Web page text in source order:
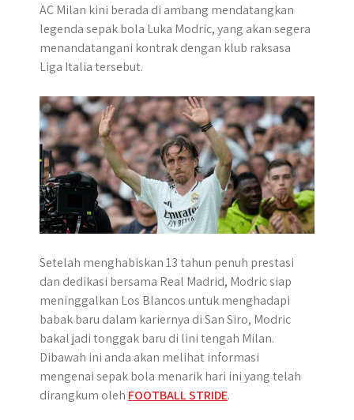
a
t
s
A
p
c
e
b
o
k
s
s
e
n
e
r
l
e
g
r
m
y
p
e
n
e
AC Milan kini berada di ambang mendatangkan
legenda sepak bola Luka Modric, yang akan segera
menandatangani kontrak dengan klub raksasa
Liga Italia tersebut.
Setelah menghabiskan 13 tahun penuh prestasi
dan dedikasi bersama Real Madrid, Modric siap
meninggalkan Los Blancos untuk menghadapi
babak baru dalam kariernya di San Siro, Modric
bakal jadi tonggak baru di lini tengah Milan.
Dibawah ini anda akan melihat informasi
mengenai sepak bola menarik hari ini yang telah
dirangkum oleh FOOTBALL STRIDE.